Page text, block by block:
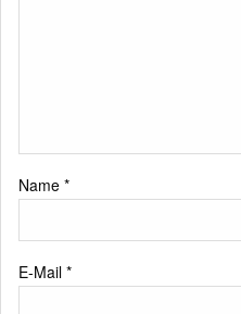
Name *
E-Mail *